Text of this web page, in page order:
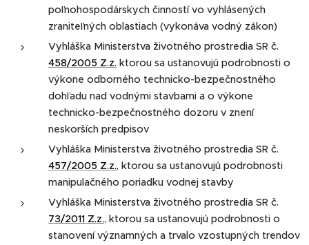
poľnohospodárskych činností vo vyhlásených
zraniteľných oblastiach (vykonáva vodný zákon)
Vyhláška Ministerstva životného prostredia SR č.
458/2005 Z.z. ktorou sa ustanovujú podrobnosti o
výkone odborného technicko-bezpečnostného
dohľadu nad vodnými stavbami a o výkone
technicko-bezpečnostného dozoru v znení
neskorších predpisov
Vyhláška Ministerstva životného prostredia SR č.
457/2005 Z.z., ktorou sa ustanovujú podrobnosti
manipulačného poriadku vodnej stavby
Vyhláška Ministerstva životného prostredia SR č.
73/2011 Z.z., ktorou sa ustanovujú podrobnosti o
stanovení významných a trvalo vzostupných trendov